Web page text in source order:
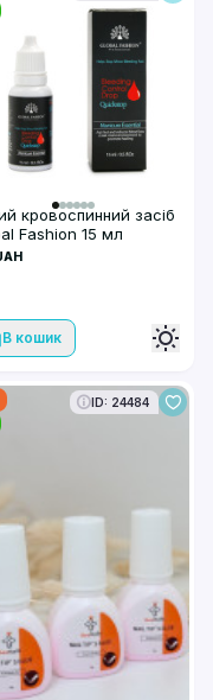
кровоспинний засіб
Fashion 15 мл
В кошик
ID: 24484